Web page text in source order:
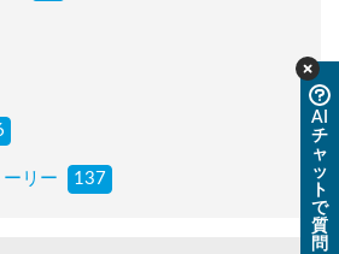
リー 137
AI
チ
ャ
ッ
ト
で
質
問